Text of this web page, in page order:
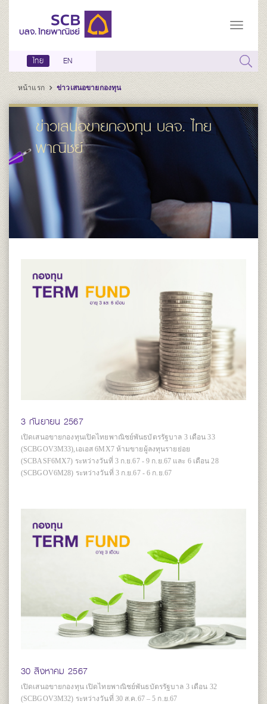
ไทย EN
หน้าแรก ข่าวเสนอขายกองทุน
ข่าวเสนอขายกองทุน บลจ. ไทย
พาณิชย์
3 กันยายน 2567
เปิดเสนอขายกองทุนเปิดไทยพาณิชย์พันธบัตรรัฐบาล 3 เดือน 33
(SCBGOV3M33),เอเอส 6MX7 ห้ามขายผู้ลงทุนรายย่อย
(SCBASF6MX7) ระหว่างวันที่ 3 ก.ย.67 - 9 ก.ย.67 และ 6 เดือน 28
(SCBGOV6M28) ระหว่างวันที่ 3 ก.ย.67 - 6 ก.ย.67
30 สิงหาคม 2567
เปิดเสนอขายกองทุน เปิดไทยพาณิชย์พันธบัตรรัฐบาล 3 เดือน 32
(SCBGOV3M32) ระหว่างวันที่ 30 ส.ค.67 – 5 ก.ย.67